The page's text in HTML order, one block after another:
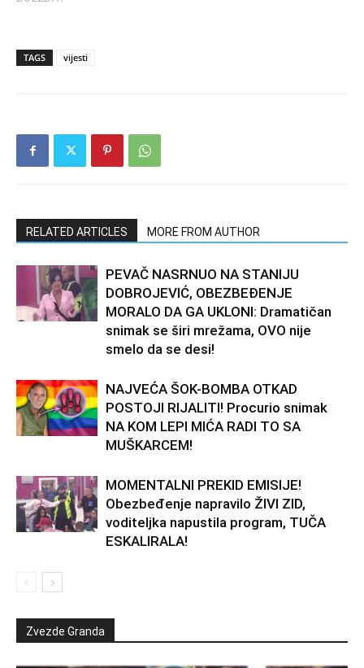
TAGS vijesti
RELATED ARTICLES MORE FROM AUTHOR
PEVAČ NASRNUO NA STANIJU
DOBROJEVIĆ, OBEZBEĐENJE
MORALO DA GA UKLONI: Dramatičan
snimak se širi mrežama, OVO nije
smelo da se desi!
NAJVEĆA ŠOK-BOMBA OTKAD
POSTOJI RIJALITI! Procurio snimak
NA KOM LEPI MIĆA RADI TO SA
MUŠKARCEM!
MOMENTALNI PREKID EMISIJE!
Obezbeđenje napravilo ŽIVI ZID,
voditeljka napustila program, TUČA
ESKALIRALA!
Zvezde Granda